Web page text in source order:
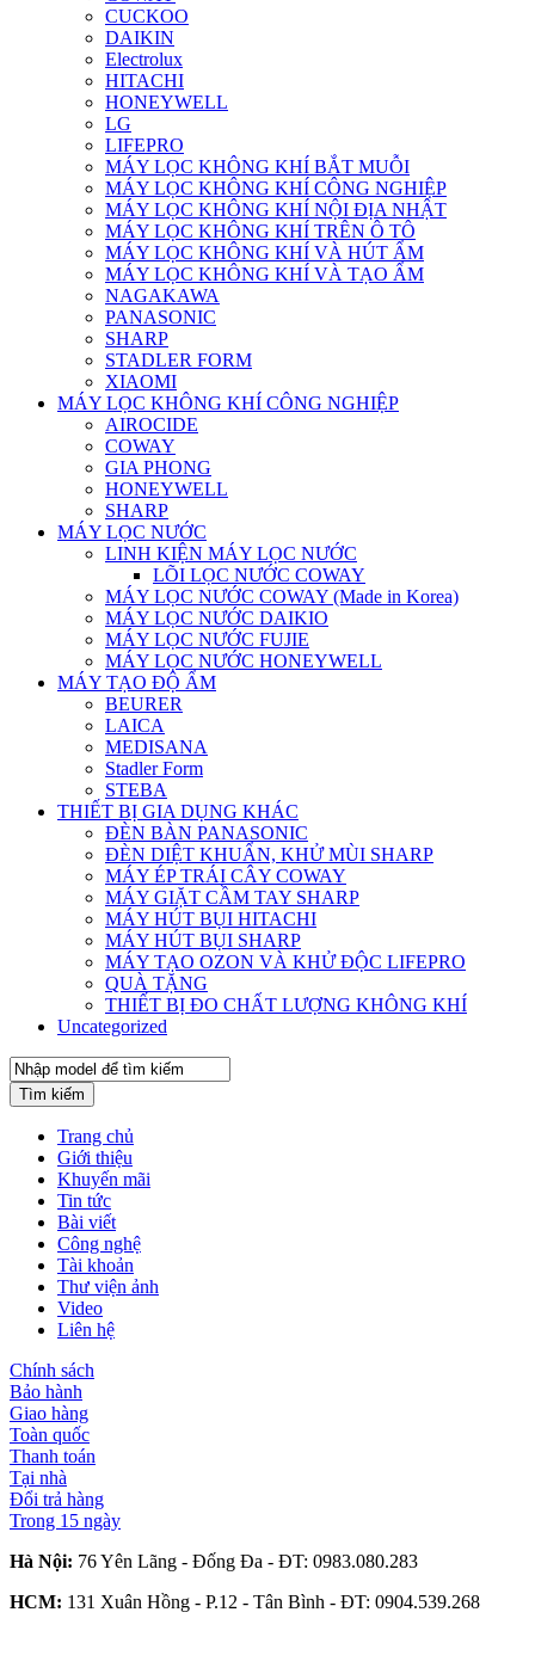
CUCKOO
DAIKIN
Electrolux
HITACHI
HONEYWELL
LG
LIFEPRO
MÁY LỌC KHÔNG KHÍ BẮT MUỖI
MÁY LỌC KHÔNG KHÍ CÔNG NGHIỆP
MÁY LỌC KHÔNG KHÍ NỘI ĐỊA NHẬT
MÁY LỌC KHÔNG KHÍ TRÊN Ô TÔ
MÁY LỌC KHÔNG KHÍ VÀ HÚT ẨM
MÁY LỌC KHÔNG KHÍ VÀ TẠO ẨM
NAGAKAWA
PANASONIC
SHARP
STADLER FORM
XIAOMI
MÁY LỌC KHÔNG KHÍ CÔNG NGHIỆP
AIROCIDE
COWAY
GIA PHONG
HONEYWELL
SHARP
MÁY LỌC NƯỚC
LINH KIỆN MÁY LỌC NƯỚC
LÕI LỌC NƯỚC COWAY
MÁY LỌC NƯỚC COWAY (Made in Korea)
MÁY LỌC NƯỚC DAIKIO
MÁY LỌC NƯỚC FUJIE
MÁY LỌC NƯỚC HONEYWELL
MÁY TẠO ĐỘ ẨM
BEURER
LAICA
MEDISANA
Stadler Form
STEBA
THIẾT BỊ GIA DỤNG KHÁC
ĐÈN BÀN PANASONIC
ĐÈN DIỆT KHUẨN, KHỬ MÙI SHARP
MÁY ÉP TRÁI CÂY COWAY
MÁY GIẶT CẦM TAY SHARP
MÁY HÚT BỤI HITACHI
MÁY HÚT BỤI SHARP
MÁY TẠO OZON VÀ KHỬ ĐỘC LIFEPRO
QUÀ TẶNG
THIẾT BỊ ĐO CHẤT LƯỢNG KHÔNG KHÍ
Uncategorized
Tìm kiếm
Trang chủ
Giới thiệu
Khuyến mãi
Tin tức
Bài viết
Công nghệ
Tài khoản
Thư viện ảnh
Video
Liên hệ
Chính sách
Bảo hành
Giao hàng
Toàn quốc
Thanh toán
Tại nhà
Đổi trả hàng
Trong 15 ngày
Hà Nội: 76 Yên Lãng - Đống Đa - ĐT: 0983.080.283
HCM: 131 Xuân Hồng - P.12 - Tân Bình - ĐT: 0904.539.268